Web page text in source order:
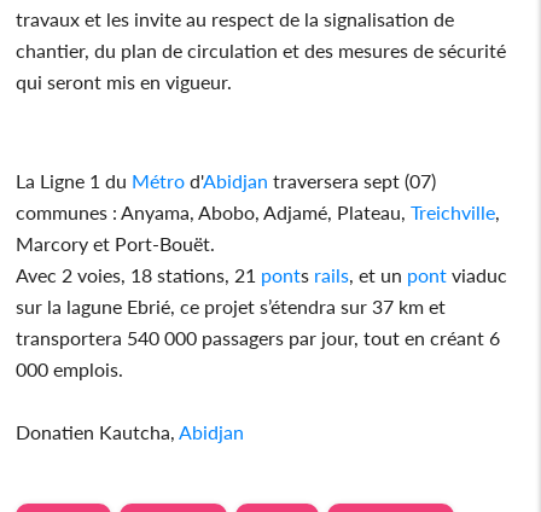
travaux et les invite au respect de la signalisation de
chantier, du plan de circulation et des mesures de sécurité
qui seront mis en vigueur.
La Ligne 1 du Métro d'Abidjan traversera sept (07)
communes : Anyama, Abobo, Adjamé, Plateau,Treichville,
Marcory et Port-Bouët.
Avec 2 voies, 18 stations, 21 ponts rails, et un pont viaduc
sur la lagune Ebrié, ce projet s’étendra sur 37 km et
transportera 540 000 passagers par jour, tout en créant 6
000 emplois.
Donatien Kautcha,Abidjan